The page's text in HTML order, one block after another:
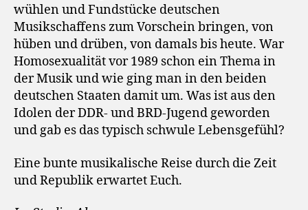
wühlen und Fundstücke deutschen
Musikschaffens zum Vorschein bringen, von
hüben und drüben, von damals bis heute. War
Homosexualität vor 1989 schon ein Thema in
der Musik und wie ging man in den beiden
deutschen Staaten damit um. Was ist aus den
Idolen der DDR- und BRD-Jugend geworden
und gab es das typisch schwule Lebensgefühl?
Eine bunte musikalische Reise durch die Zeit
und Republik erwartet Euch.